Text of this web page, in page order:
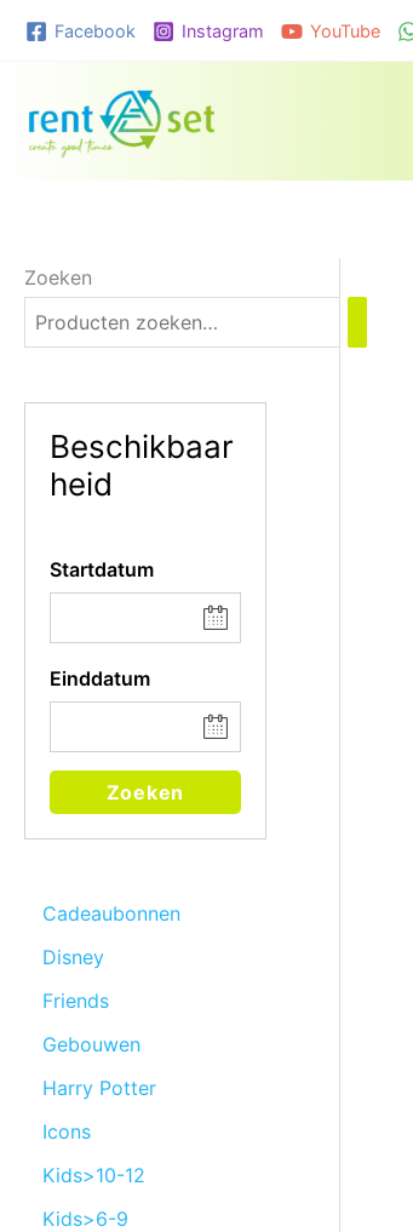
naar
Facebook Instagram YouTube
Zoeken
Beschikbaar
heid
Startdatum
Einddatum
Zoeken
Cadeaubonnen
Disney
Friends
Gebouwen
Harry Potter
Icons
Kids>10-12
Kids>6-9